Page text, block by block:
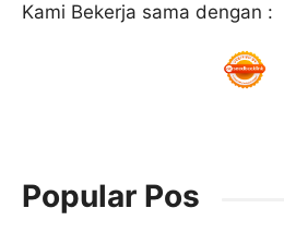
Kami Bekerja sama dengan :
Popular Pos